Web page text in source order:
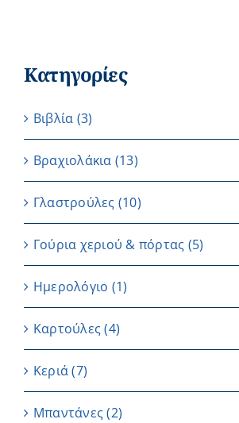
Κατηγορίες
Βιβλία (3)
Βραχιολάκια (13)
Γλαστρούλες (10)
Γούρια χεριού & πόρτας (5)
Ημερολόγιο (1)
Καρτούλες (4)
Κεριά (7)
Μπαντάνες (2)